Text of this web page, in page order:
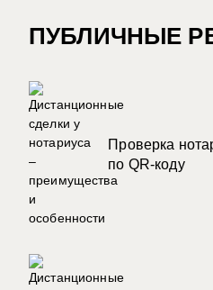
ПУБЛИЧНЫЕ
Проверка
по QR-коду